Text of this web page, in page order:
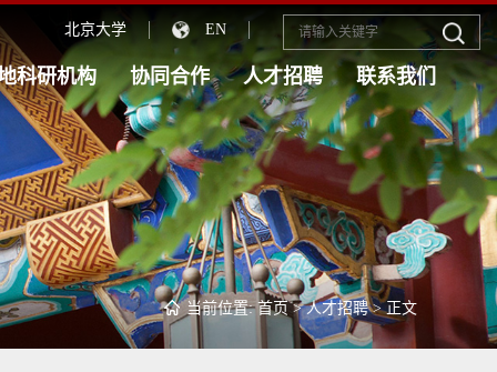
北京大学 EN
科研机构 协同合作 人才招聘 联系我们
当前位置:首页 >人才招聘> 正文